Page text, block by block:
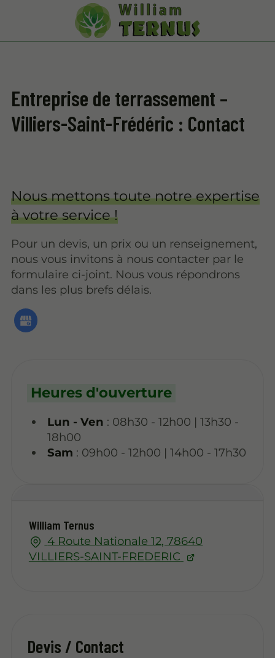
Entreprise de terrassement –
Villiers-Saint-Frédéric : Contact
Nous mettons toute notre expertise
à votre service !
Pour un devis, un prix ou un renseignement,
nous vous invitons à nous contacter par le
formulaire ci-joint. Nous vous répondrons
dans les plus brefs délais.
Heures d'ouverture
Lun - Ven : 08h30 - 12h00 | 13h30 -
18h00
Sam : 09h00 - 12h00 | 14h00 - 17h30
William Ternus
4 Route Nationale 12, 78640
VILLIERS-SAINT-FREDERIC
Devis / Contact